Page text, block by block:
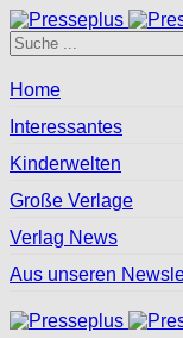
Home
Interessantes
Kinderwelten
Große Verlage
Verlag News
Aus unseren